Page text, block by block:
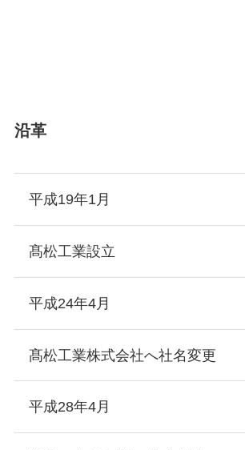
沿革
平成19年1月
髙松工業設立
平成24年4月
髙松工業株式会社へ社名変更
平成28年4月